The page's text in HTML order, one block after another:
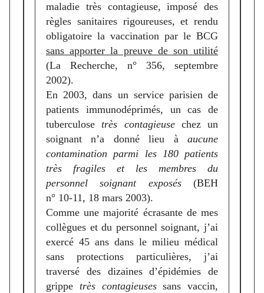
maladie très contagieuse, imposé des
règles sanitaires rigoureuses, et rendu
obligatoire la vaccination par le BCG
sans apporter la preuve de son utilité
(La Recherche, n° 356, septembre
2002).
En 2003, dans un service parisien de
patients immunodéprimés, un cas de
tuberculosetrès contagieusechez un
soignant n’a donné lieu à aucune
contamination parmi les 180 patients
très fragiles et les membres du
personnel soignant exposés(BEH
n° 10-11, 18 mars 2003).
Comme une majorité écrasante de mes
collègues et du personnel soignant, j’ai
exercé 45 ans dans le milieu médical
sans protections particulières, j’ai
traversé des dizaines d’épidémies de
grippe très contagieusessans vaccin,